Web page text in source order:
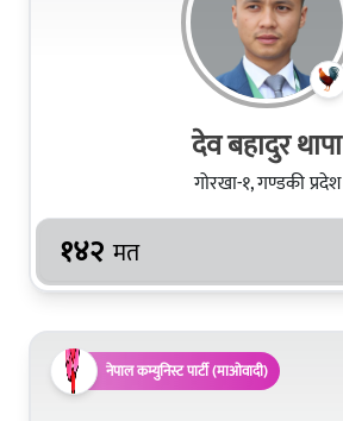
देव बहादुर थापा
गोरखा-१, गण्डकी प्रदेश
१४२ मत
नेपाल कम्युनिस्ट पार्टी (माओवादी)